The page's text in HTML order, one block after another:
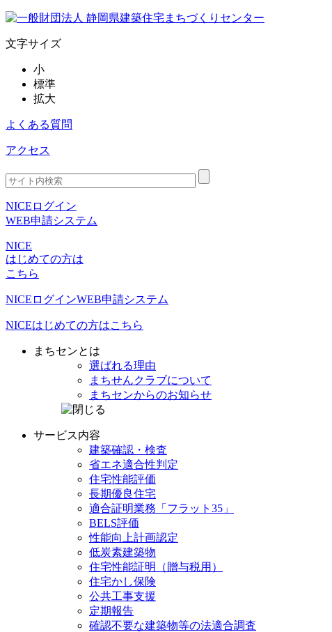
文字サイズ
小
標準
拡大
よくある質問
アクセス
NICEログイン
WEB申請システム
NICE
はじめての方は
こちら
NICEログインWEB申請システム
NICEはじめての方はこちら
まちセンとは
選ばれる理由
まちせんクラブについて
まちセンからのお知らせ
サービス内容
建築確認・検査
省エネ適合性判定
住宅性能評価
長期優良住宅
適合証明業務 「フラット35」
BELS評価
性能向上計画認定
低炭素建築物
住宅性能証明
（贈与税用）
住宅かし保険
公共工事支援
定期報告
確認不要な建築物等の法適合調査